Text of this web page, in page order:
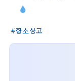
항소상고